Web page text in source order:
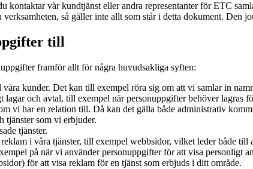
kontaktar vår kundtjänst eller andra representanter för ETC
så gäller inte allt som står i detta dokument. Den
till
framför allt för några huvudsakliga syften:
kunder. Det kan till exempel röra sig om att vi samlar in
och avtal, till exempel när personuppgifter behöver lagras
vi har en relation till. Då kan det gälla både administrativ
tjänster som vi erbjuder.
tjänster.
i våra tjänster, till exempel webbsidor, vilket leder både
på när vi använder personuppgifter för att visa
för att visa reklam för en tjänst som erbjuds i ditt område.